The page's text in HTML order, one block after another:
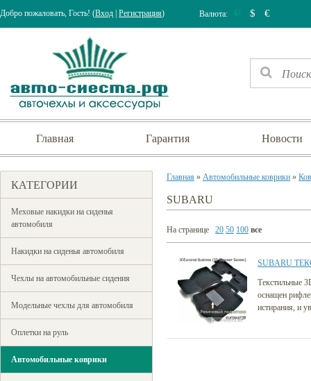
Добро пожаловать, Гость! (Вход Регистрация) Валюта: Р $ €
Главная Гарантия Новости
КАТЕГОРИИ
Меховые накидки на сиденья
автомобиля
Накидки на сиденья автомобиля
Чехлы на автомобильные сидения
Модельные чехлы для автомобиля
Оплетки на руль
Автомобильные коврики
Главная » Автомобильные коврики »
SUBARU
На странице 20 50 100 все
SUBARU
Текстильные
оснащен
истирания, и